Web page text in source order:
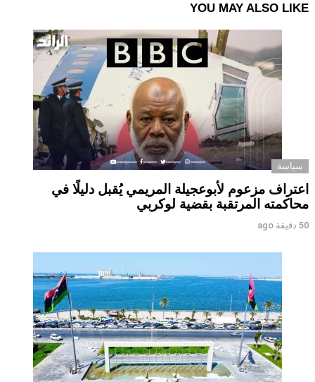
YOU MAY ALSO LIKE
سياسة
اعتراف مزعوم لأبوعجيلة المريمي يُقبل دليلًا في
محاكمته المرتقبة بقضية لوكربي
50 دقيقة ago